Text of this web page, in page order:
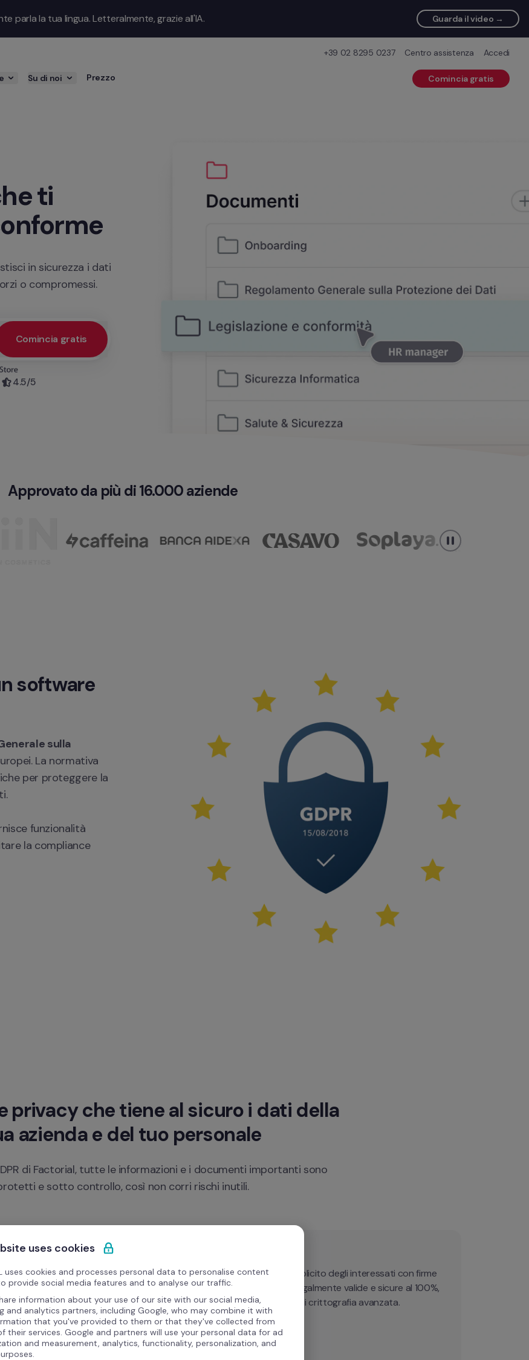
parla la tua lingua. Letteralmente, grazie all'IA.
Guarda il video →
+39 02 8295 0237 Centro assistenza Accedi
Su di noi Prezzo Comincia gratis
ti
in sicurezza i dati
o compromessi.
Comincia gratis
alla demo e ottenere un servizio personalizzato
4.5/5
Approvato da più di 16.000 aziende
software
sulla
La normativa
per proteggere la
funzionalità
la compliance
privacy che tiene al sicuro i dati della
azienda e del tuo personale
di Factorial, tutte le informazioni e i documenti importanti sono
e sotto controllo, così non corri rischi inutili.
personali con la massima
sempre aggiornati  tutti i
Ottieni il consenso esplicito degli interessati con firme
elettroniche rapide, legalmente valide e sicure al 100%,
grazie ad un sistema di crittografia avanzata.
uses cookies
uses cookies and processes personal data to personalise content
provide social media features and to analyse our traffic.
information about your use of our site with our social media,
and analytics partners, including Google, who may combine it with
that you've provided to them or that they've collected from
their services. Google and partners will use your personal data for ad
and measurement, analytics, functionality, personalization, and